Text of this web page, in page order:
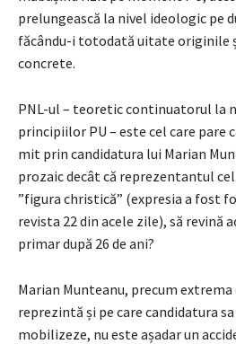
prelungească la nivel ideologic pe
făcându-i totodată uitate originile
concrete.
PNL-ul – teoretic continuatorul la
principiilor PU – este cel care pare
mit prin candidatura lui Marian
prozaic decât că reprezentantul cel
”figura christică” (expresia a fost
revista 22 din acele zile), să revină
primar după 26 de ani?
Marian Munteanu, precum extrema
reprezintă și pe care candidatura
mobilizeze, nu este așadar un